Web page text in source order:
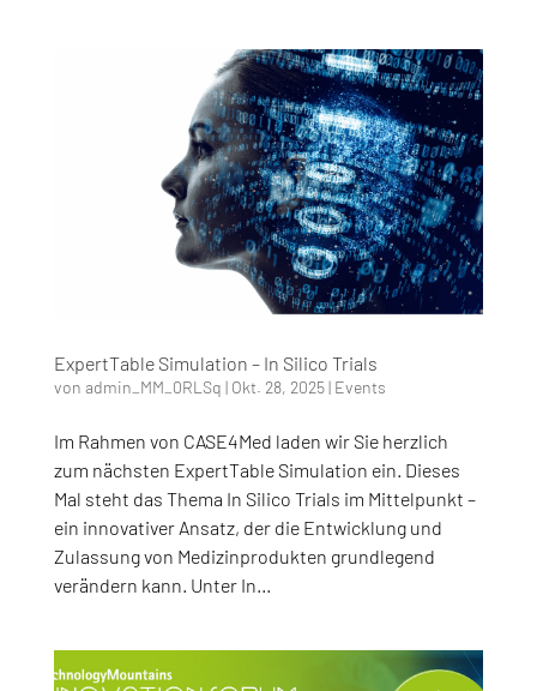
ExpertTable Simulation – In Silico Trials
von admin_MM_0RLSq | Okt. 28, 2025| Events
Im Rahmen von CASE4Med laden wir Sie herzlich
zum nächsten ExpertTable Simulation ein. Dieses
Mal steht das Thema In Silico Trials im Mittelpunkt –
ein innovativer Ansatz, der die Entwicklung und
Zulassung von Medizinprodukten grundlegend
verändern kann. Unter In...